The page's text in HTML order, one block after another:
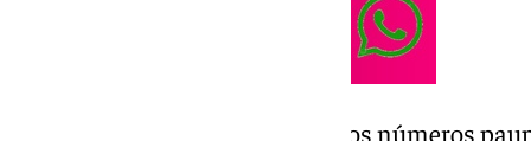
Los visitantes aterrizan con unos números